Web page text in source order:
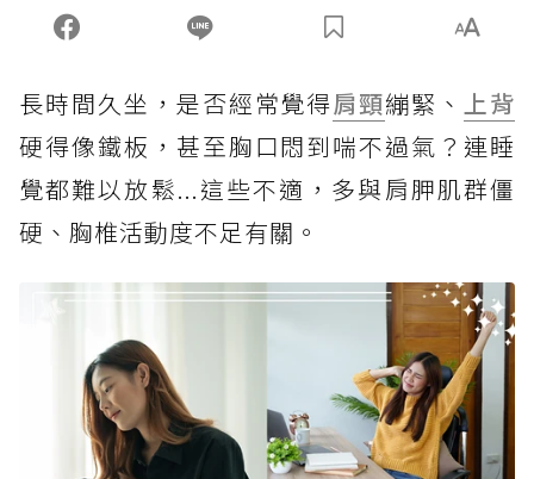
長時間久坐，是否經常覺得肩頸繃緊、上背
硬得像鐵板，甚至胸口悶到喘不過氣？連睡
覺都難以放鬆...這些不適，多與肩胛肌群僵
硬、胸椎活動度不足有關。